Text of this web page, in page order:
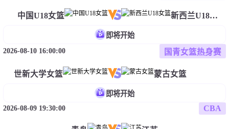
中国U18女篮 新西兰U18女篮
即将开始
2026-08-10 16:00:00
国青女篮热身赛
世新大学女篮 蒙古女篮
即将开始
2026-08-09 19:30:00
CBA